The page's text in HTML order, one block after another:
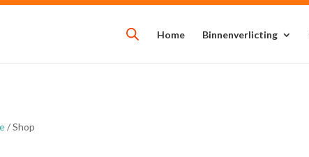
Home Binnenverlicting
/ Shop